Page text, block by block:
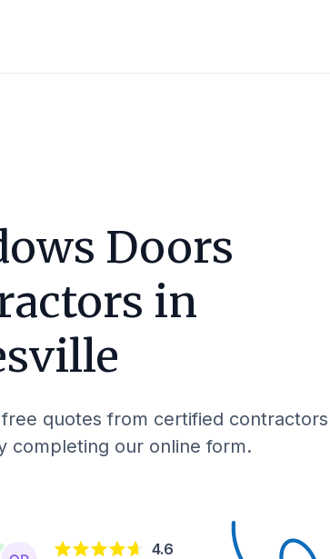
Doors
in
quotes from certified
completing our online form.
4.6